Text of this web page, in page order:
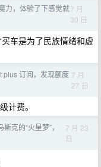
力，体验了下感觉就7 月
30 日
车是为了民族情绪和虚
plus 订阅，发现额度 7 月
27 日
计费。
克的“火星梦”，
7 月 23
日